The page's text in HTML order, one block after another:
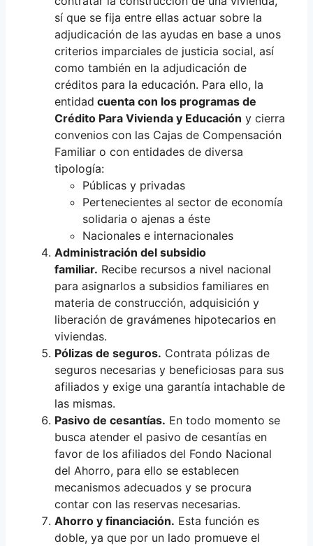
sí que se fija entre ellas actuar sobre la
adjudicación de las ayudas en base a unos
criterios imparciales de justicia social, así
como también en la adjudicación de
créditos para la educación. Para ello, la
entidad cuenta con los programas de
Crédito Para Vivienda y Educación y cierra
convenios con las Cajas de Compensación
Familiar o con entidades de diversa
tipología:
Públicas y privadas
Pertenecientes al sector de economía
solidaria o ajenas a éste
Nacionales e internacionales
Administración del subsidio
familiar. Recibe recursos a nivel nacional
para asignarlos a subsidios familiares en
materia de construcción, adquisición y
liberación de gravámenes hipotecarios en
viviendas.
Pólizas de seguros. Contrata pólizas de
seguros necesarias y beneficiosas para sus
afiliados y exige una garantía intachable de
las mismas.
Pasivo de cesantías. En todo momento se
busca atender el pasivo de cesantías en
favor de los afiliados del Fondo Nacional
del Ahorro, para ello se establecen
mecanismos adecuados y se procura
contar con las reservas necesarias.
Ahorro y financiación. Esta función es
doble, ya que por un lado promueve el